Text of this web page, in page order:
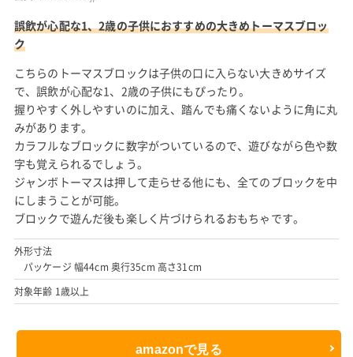
誤飲が心配な1、2歳の子供におすすめの大きめトーマスブロッ
ク
こちらのトーマスブロックは子供の口に入らない大きめサイズ
で、誤飲が心配な1、2歳の子供にもぴったり。
握りやすく外しやすいのに加え、踏んでも痛くないように角に丸
みがあります。
カラフルなブロックに数字がついているので、遊びながら色や数
字も覚えられるでしょう。
ジャンボトーマスは押して走らせる他にも、全てのブロックを中
にしまうことが可能。
ブロックで遊んだ後も楽しく片づけられるおもちゃです。
外形寸法
パッケージ 幅44cm 奥行35cm 高さ31cm
対象年齢 1歳以上
amazonで見る